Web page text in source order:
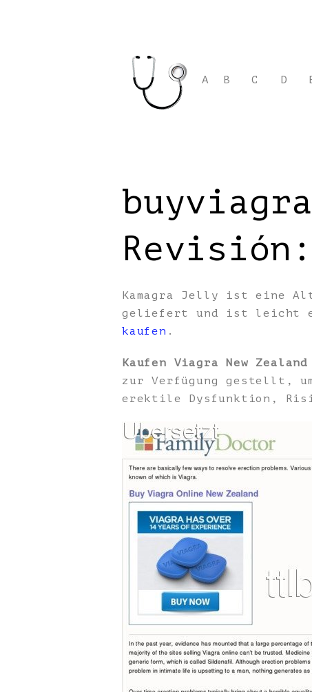
A B C D
Revisión:
Kamagra Jelly ist eine
geliefert und ist leicht
kaufen .
Kaufen Viagra New
zur Verfügung gestellt,
erektile Dysfunktion,